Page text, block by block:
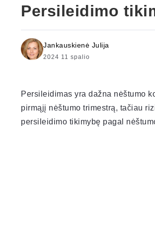
Persileidimo
Jankauskienė Julija
2024 11 spalio
Persileidimas yra dažna nėštumo
pirmąjį nėštumo trimestrą, tačiau
persileidimo tikimybę pagal